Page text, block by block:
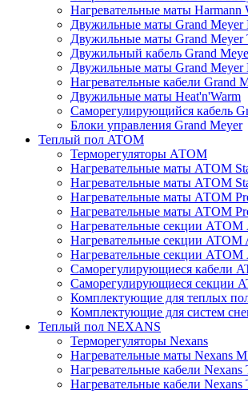
Нагревательные маты Harmann
Двужильные маты Grand Meyer
Двужильные маты Grand Meyer
Двужильный кабель Grand
Двужильные маты Grand Meyer
Нагревательные кабели Grand
Двужильные маты Heat'n'Warm
Саморегулирующийся кабель
Блоки управления Grand Meyer
Теплый пол ATOM
Терморегуляторы АТОМ
Нагревательные маты АТОМ
Нагревательные маты АТОМ
Нагревательные маты АТОМ
Нагревательные маты АТОМ
Нагревательные секции АТОМ
Нагревательные секции
Нагревательные секции АТОМ
Саморегулирующиеся кабели
Саморегулирующиеся секции
Комплектующие для теплых
Комплектующие для систем
Теплый пол NEXANS
Терморегуляторы Nexans
Нагревательные маты Nexans
Нагревательные кабели
Нагревательные кабели